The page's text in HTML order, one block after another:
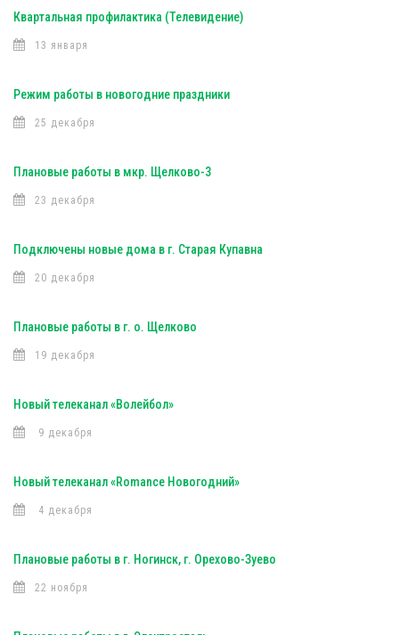
Квартальная профилактика (Телевидение)
13 января
Режим работы в новогодние праздники
25 декабря
Плановые работы в мкр. Щелково-3
23 декабря
Подключены новые дома в г. Старая Купавна
20 декабря
Плановые работы в г. о. Щелково
19 декабря
Новый телеканал «Волейбол»
9 декабря
Новый телеканал «Romance Новогодний»
4 декабря
Плановые работы в г. Ногинск, г. Орехово-Зуево
22 ноября